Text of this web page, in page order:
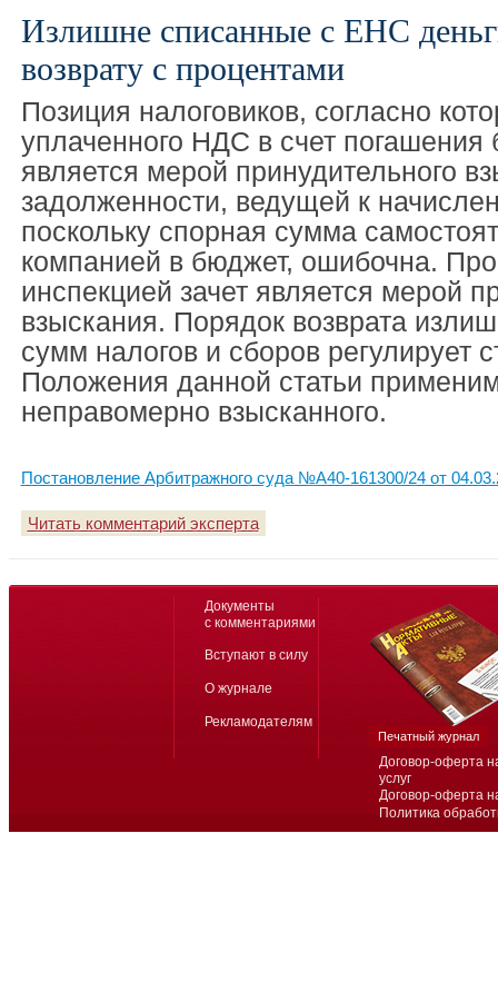
Излишне списанные с ЕНС
возврату с процентами
Позиция налоговиков, согласно
уплаченного НДС в счет
является мерой принудительного
задолженности, ведущей к
поскольку спорная сумма
компанией в бюджет, ошибочна.
инспекцией зачет является мерой
взыскания. Порядок возврата
сумм налогов и сборов регулирует
Положения данной статьи
неправомерно взысканного.
Постановление Арбитражного суда №А40-161300/24 от
Читать комментарий эксперта
Договор-оферта
услуг
Договор-оферта
Политика
Документы
с комментариями
Вступают в силу
О журнале
Рекламодателям
Печатный журнал